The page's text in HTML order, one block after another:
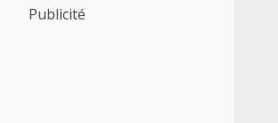
Publicité